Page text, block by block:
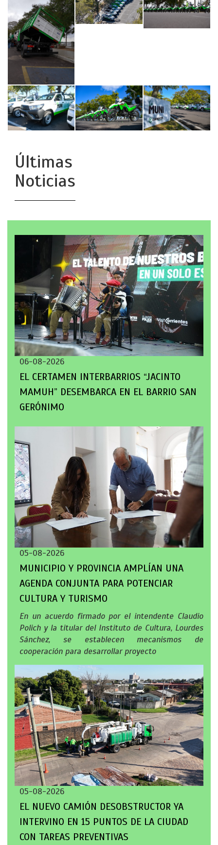
Últimas
Noticias
06-08-2026
EL CERTAMEN INTERBARRIOS “JACINTO
MAMUH” DESEMBARCA EN EL BARRIO SAN
GERÓNIMO
05-08-2026
MUNICIPIO Y PROVINCIA AMPLÍAN UNA
AGENDA CONJUNTA PARA POTENCIAR
CULTURA Y TURISMO
En un acuerdo firmado por el intendente Claudio
Polich y la titular del Instituto de Cultura, Lourdes
Sánchez, se establecen mecanismos de
cooperación para desarrollar proyecto
05-08-2026
EL NUEVO CAMIÓN DESOBSTRUCTOR YA
INTERVINO EN 15 PUNTOS DE LA CIUDAD
CON TAREAS PREVENTIVAS